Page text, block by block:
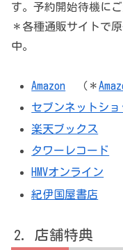
す。予約開始待機にご
＊各種通販サイトで
中。
Amazon （＊
セブンネットショ
楽天ブックス
タワーレコード
HMVオンライン
紀伊国屋書店
店舗特典